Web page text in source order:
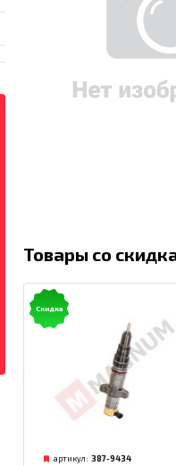
Товары со
Скидка
артикул: 387-9434